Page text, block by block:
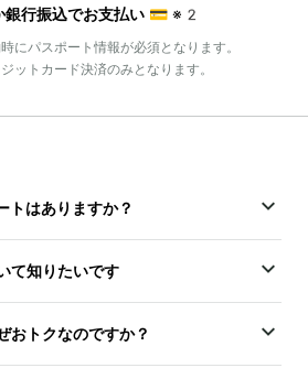
銀行振込でお支払い 💳 ※2
パスポート情報が必須となります。
トカード決済のみとなります。
トはありますか？
て知りたいです
おトクなのですか？